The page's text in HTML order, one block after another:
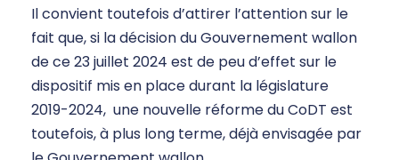
Il convient toutefois d’attirer l’attention sur le
fait que, si la décision du Gouvernement wallon
de ce 23 juillet 2024 est de peu d’effet sur le
dispositif mis en place durant la législature
2019-2024, une nouvelle réforme du CoDT est
toutefois, à plus long terme, déjà envisagée par